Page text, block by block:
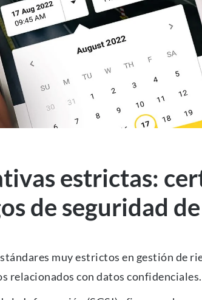
estrictas:
de seguridad
muy estrictos en gestión de
relacionados con datos confidenciales.